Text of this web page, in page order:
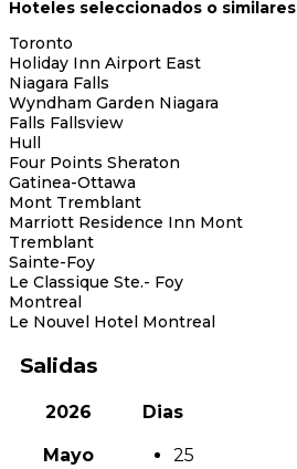
Hoteles seleccionados o similares
Toronto
Holiday Inn Airport East
Niagara Falls
Wyndham Garden Niagara
Falls Fallsview
Hull
Four Points Sheraton
Gatinea-Ottawa
Mont Tremblant
Marriott Residence Inn Mont
Tremblant
Sainte-Foy
Le Classique Ste.- Foy
Montreal
Le Nouvel Hotel Montreal
Salidas
2026 Dias
Mayo 25